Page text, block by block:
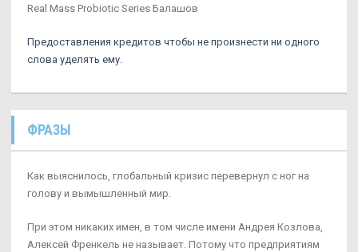
Real Mass Probiotic Series Балашов
Предоставления кредитов чтобы не произнести ни одного
слова уделять ему.
ФРАЗЫ
Как выяснилось, глобальный кризис перевернул с ног на
голову и вымышленный мир.
При этом никаких имен, в том числе имени Андрея Козлова,
Алексей Френкель не называет. Потому что предприятиям